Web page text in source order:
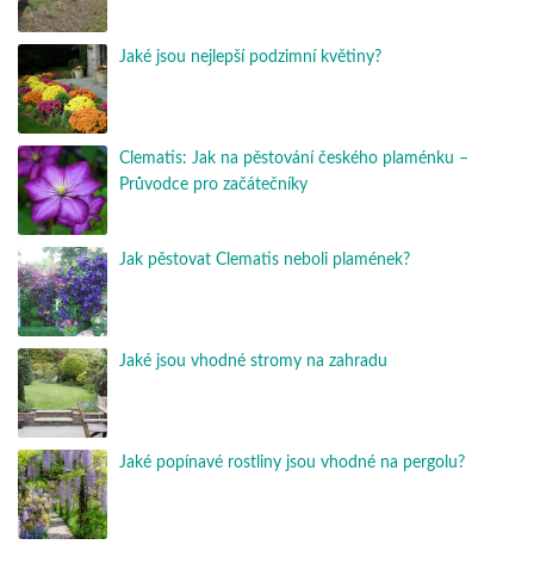
Jaké jsou nejlepší podzimní květiny?
Clematis: Jak na pěstování českého plaménku –
Průvodce pro začátečníky
Jak pěstovat Clematis neboli plamének?
Jaké jsou vhodné stromy na zahradu
Jaké popínavé rostliny jsou vhodné na pergolu?